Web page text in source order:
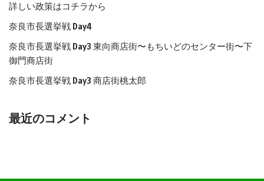
詳しい政策はコチラから
奈良市長選挙戦 Day4
奈良市長選挙戦 Day3 東向商店街〜もちいどのセンター街〜下
御門商店街
奈良市長選挙戦 Day3 商店街桃太郎
最近のコメント